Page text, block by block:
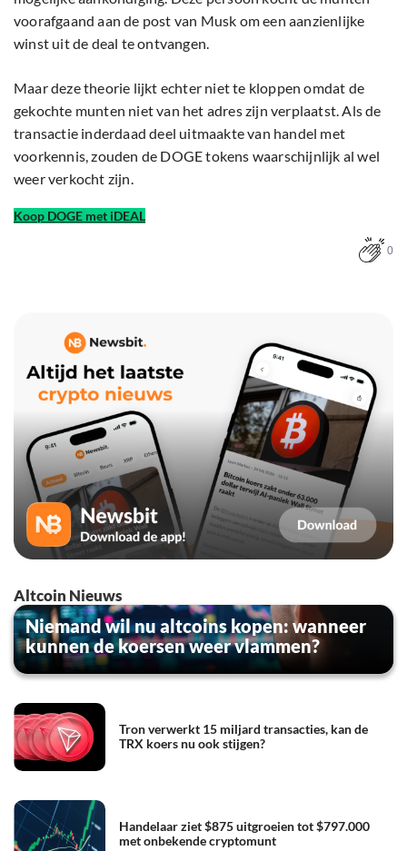
voorafgaand aan de post van Musk om een aanzienlijke
winst uit de deal te ontvangen.
Maar deze theorie lijkt echter niet te kloppen omdat de
gekochte munten niet van het adres zijn verplaatst. Als de
transactie inderdaad deel uitmaakte van handel met
voorkennis, zouden de DOGE tokens waarschijnlijk al wel
weer verkocht zijn.
Koop DOGE met iDEAL
0
Altcoin Nieuws
Niemand wil nu altcoins kopen: wanneer
kunnen de koersen weer vlammen?
Tron verwerkt 15 miljard transacties, kan de
TRX koers nu ook stijgen?
Handelaar ziet $875 uitgroeien tot $797.000
met onbekende cryptomunt